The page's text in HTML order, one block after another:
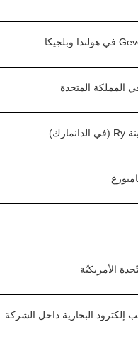
إلكترود البخارية داخل الشركة